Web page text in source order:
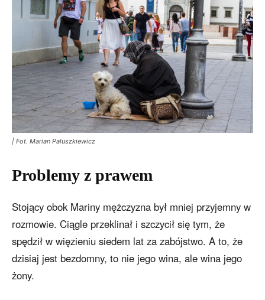
| Fot. Marian Paluszkiewicz
Problemy z prawem
Stojący obok Mariny mężczyzna był mniej przyjemny w
rozmowie. Ciągle przeklinał i szczycił się tym, że
spędził w więzieniu siedem lat za zabójstwo. A to, że
dzisiaj jest bezdomny, to nie jego wina, ale wina jego
żony.